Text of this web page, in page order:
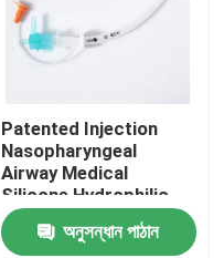
Patented Injection
Nasopharyngeal
Airway Medical
Silicone Hydrophilic
coating CE ISO
Certificationঅনুসন্ধান পাঠান